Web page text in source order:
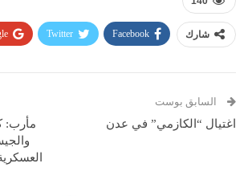
شارك Facebook
Twitter
السابق بوست
اغتيال “الكازمي” في عدن
مأرب: